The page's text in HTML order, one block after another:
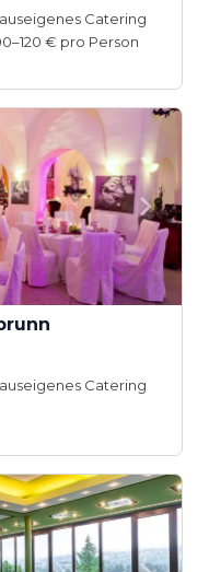
Catering
€ pro Person
Catering